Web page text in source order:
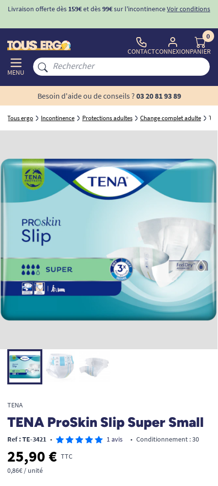
Livraison offerte dès 159€et dès99€sur l'incontinenceVoir conditions
MENU
CONTACTCONNEXION
0
PANIER
Besoin d'aide ou de conseils ? 03 20 81 93 89
Tous ergo Incontinence Protections adultes Change complet adulte
TENA
TENA ProSkin Slip Super Small
Ref : TE-3421 • 1 avis • Conditionnement : 30
25,90 € TTC
0,86€ / unité